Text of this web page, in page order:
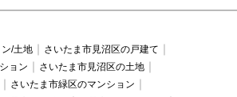
/土地
さいたま市見沼区の戸建て
ョン
さいたま市見沼区の土地
さいたま市緑区のマンション